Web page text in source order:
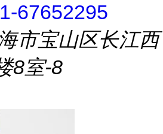
67652295
市宝山区长江西
8室-8